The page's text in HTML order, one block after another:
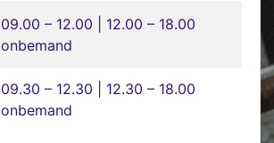
09.00 – 12.00 | 12.00 – 18.00
onbemand
09.30 – 12.30 | 12.30 – 18.00
onbemand